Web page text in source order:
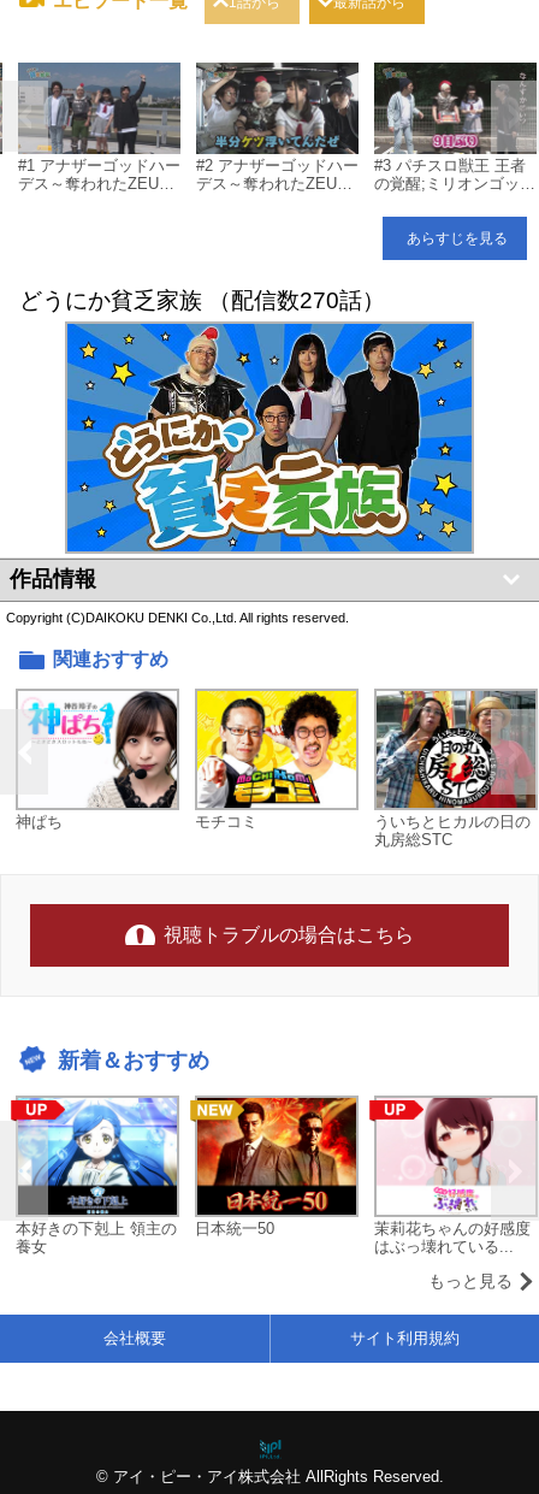
#1 アナザーゴッドハー
デス～奪われたZEUS
#2 アナザーゴッドハー
デス～奪われたZEUS
#3 パチスロ獣王 王者
の覚醒;ミリオンゴッ
こCR北斗の拳7 転生;
バジリスク～甲賀忍法
帖～絆
あらすじを見る
どうにか貧乏家族 （配信数270話）
作品情報
Copyright (C)DAIKOKU DENKI Co.,Ltd. All rights reserved.
関連おすすめ
神ぱち モチコミ
ういちとヒカルの日の
丸房総STC
視聴トラブルの場合はこちら
新着＆おすすめ
本好きの下剋上 領主の
養女
日本統一50
茉莉花ちゃんの好感度
はぶっ壊れている...
もっと見る
© アイ・ピー・アイ株式会社 AllRights Reserved.
会社概要 サイト利用規約